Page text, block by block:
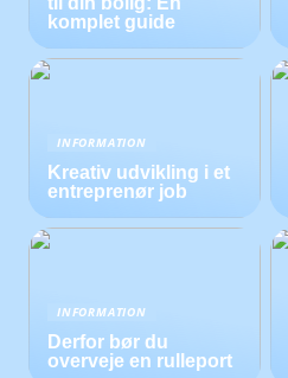
komplet guide
INFORMATION
Kreativ udvikling i et
entreprenør job
INFORMATION
Derfor bør du
overveje en rulleport